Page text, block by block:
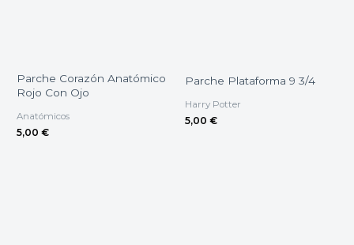
Parche Corazón Anatómico
Rojo Con Ojo
Anatómicos
5,00 €
Parche Plataforma 9 3/4
Harry Potter
5,00 €